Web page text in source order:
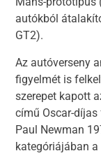
autókból
GT2).
Az autóverseny
figyelmét is
szerepet kapott
című Oscar-
Paul Newman
kategóriájában a